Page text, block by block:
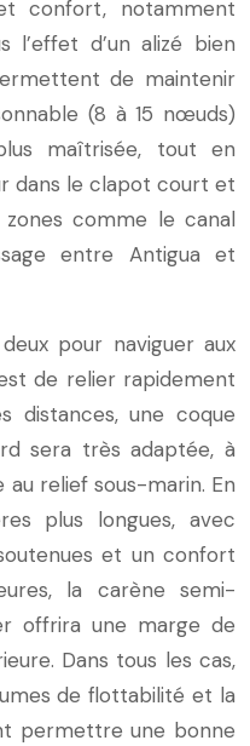
confort, notamment
l’effet d’un alizé bien
de maintenir
(8 à 15 nœuds)
maîtrisée, tout en
dans le clapot court et
comme le canal
entre Antigua et
pour naviguer aux
de relier rapidement
distances, une coque
sera très adaptée, à
au relief sous-marin. En
plus longues, avec
et un confort
la carène semi-
offrira une marge de
Dans tous les cas,
de flottabilité et la
permettre une bonne